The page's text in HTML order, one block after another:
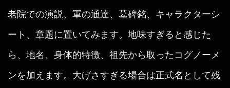
老院での演説、軍の通達、墓碑銘、キャラクターシ
ート、章題に置いてみます。地味すぎると感じた
ら、地名、身体的特徴、祖先から取ったコグノーメ
ンを加えます。大げさすぎる場合は正式名として残